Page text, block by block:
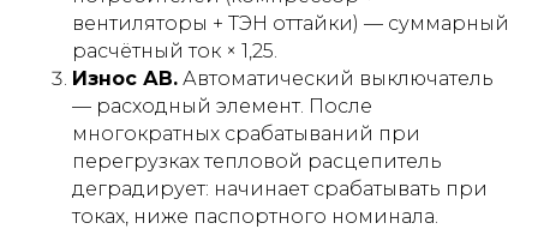
вентиляторы + ТЭН оттайки) — суммарный
расчётный ток × 1,25.
Износ АВ. Автоматический выключатель
— расходный элемент. После
многократных срабатываний при
перегрузках тепловой расцепитель
деградирует: начинает срабатывать при
токах, ниже паспортного номинала.